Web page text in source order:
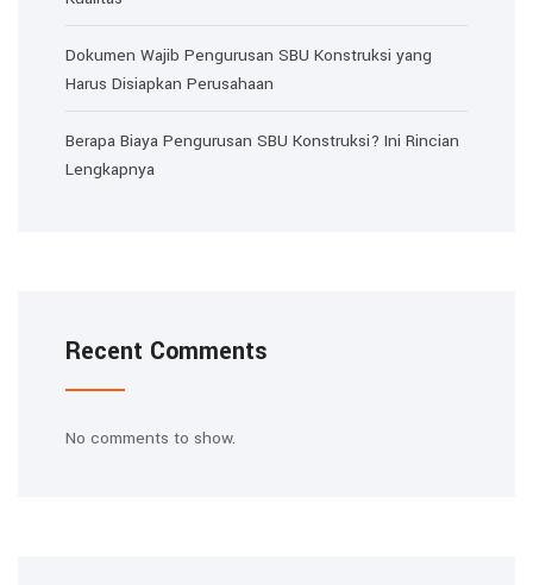
Dokumen Wajib Pengurusan SBU Konstruksi yang
Harus Disiapkan Perusahaan
Berapa Biaya Pengurusan SBU Konstruksi? Ini Rincian
Lengkapnya
Recent Comments
No comments to show.